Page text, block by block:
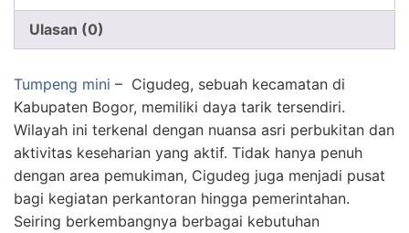
Ulasan (0)
Tumpeng mini – Cigudeg, sebuah kecamatan di
Kabupaten Bogor, memiliki daya tarik tersendiri.
Wilayah ini terkenal dengan nuansa asri perbukitan dan
aktivitas keseharian yang aktif. Tidak hanya penuh
dengan area pemukiman, Cigudeg juga menjadi pusat
bagi kegiatan perkantoran hingga pemerintahan.
Seiring berkembangnya berbagai kebutuhan